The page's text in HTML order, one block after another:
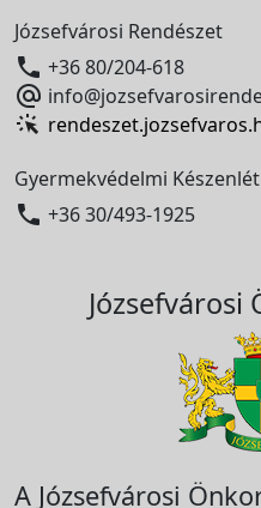
Józsefvárosi Rendészet
 +36 80/204-618

Gyermekvédelmi
 +36 30/493-1925
A Józsefvárosi